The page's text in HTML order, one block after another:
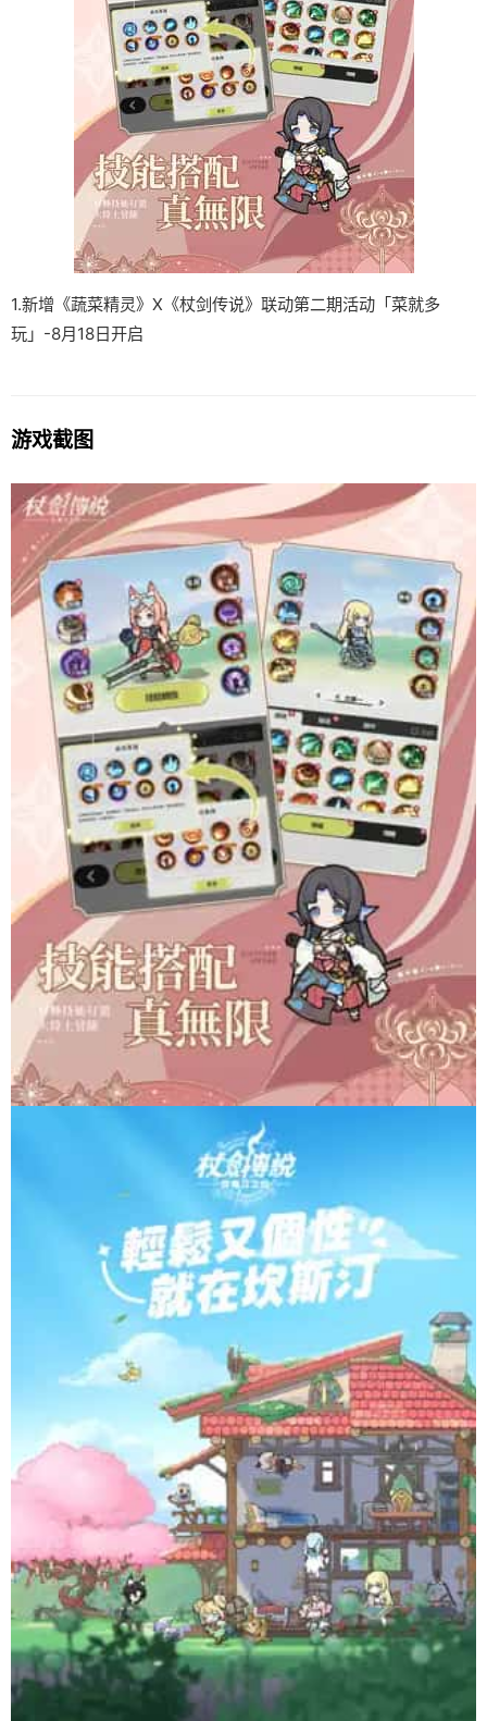
1.新增《蔬菜精灵》X《杖剑传说》联动第二期活动「菜就多
玩」-8月18日开启
游戏截图